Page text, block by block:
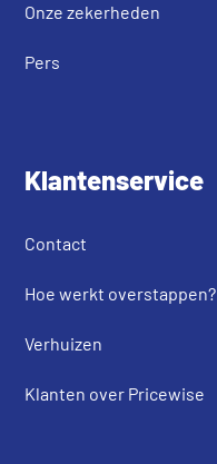
Onze zekerheden
Pers
Klantenservice
Contact
Hoe werkt overstappen?
Verhuizen
Klanten over Pricewise